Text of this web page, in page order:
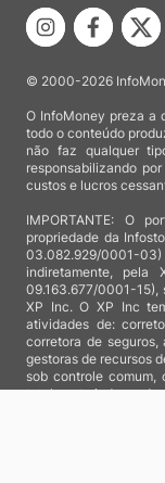
© 2000-2026
O InfoMoney preza a
todo o conteúdo
não faz qualquer
responsabilizando
custos e lucros
IMPORTANTE: O
propriedade da
03.082.929/0001-
indiretamente, pela
09.163.677/0001-
XP Inc. O XP Inc
atividades de:
corretora de seguros,
gestoras de recursos
sob controle comum,
totalmente